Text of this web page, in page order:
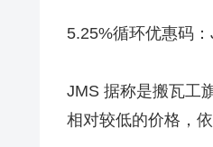
5.25%循环优惠码
JMS 据称是搬瓦工
相对较低的价格，